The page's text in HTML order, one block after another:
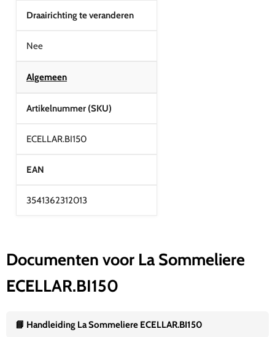
Draairichting te veranderen
Nee
Algemeen
Artikelnummer (SKU)
ECELLAR.BI150
EAN
3541362312013
Documenten voor La Sommeliere
ECELLAR.BI150
📘 Handleiding La Sommeliere ECELLAR.BI150